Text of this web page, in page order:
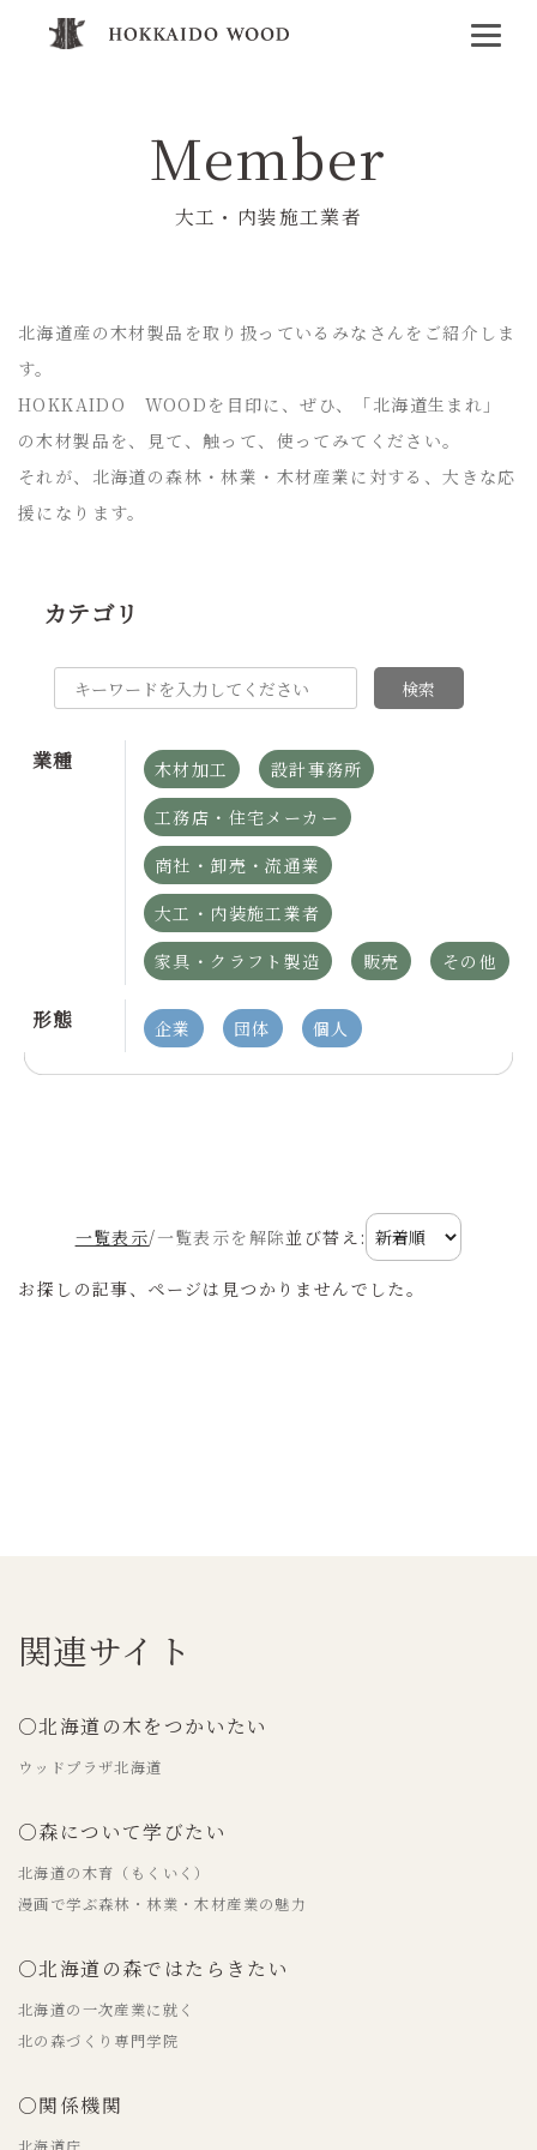
Member
大工・内装施工業者
北海道産の木材製品を取り扱っているみなさんをご紹介しま
す。
HOKKAIDO WOODを目印に、ぜひ、「北海道生まれ」
の木材製品を、見て、触って、使ってみてください。
それが、北海道の森林・林業・木材産業に対する、大きな応
援になります。
カテゴリ
検索
業種 木材加工
設計事務所
工務店・住宅メーカー
商社・卸売・流通業
大工・内装施工業者
家具・クラフト製造
販売 その他
形態 企業 団体 個人
一覧表示/一覧表示を解除並び替え:
お探しの記事、ページは見つかりませんでした。
関連サイト
○北海道の木をつかいたい
ウッドプラザ北海道
○森について学びたい
北海道の木育（もくいく）
漫画で学ぶ森林・林業・木材産業の魅力
○北海道の森ではたらきたい
北海道の一次産業に就く
北の森づくり専門学院
○関係機関